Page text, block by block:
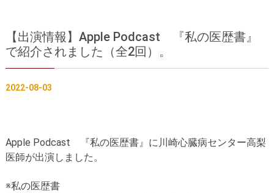
診察をご希望の方へ
採用・医療関係の方へ
トピックス一覧
当サイトの利用について
【出演情報】Apple Podcast 『私の医歴書』
で紹介されました（全2回）。
2022-08-03
Apple Podcast 『私の医歴書』に川崎心臓病センター高梨
医師が出演しました。
※私の医歴書